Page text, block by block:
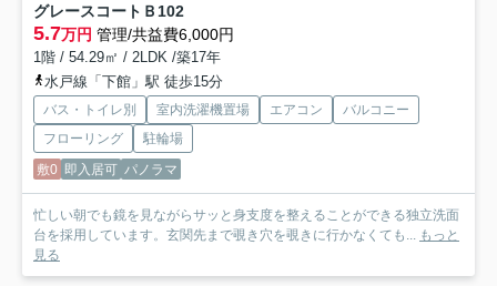
グレースコートＢ 102
5.7万円 管理/共益費6,000円
1階 / 54.29㎡ / 2LDK /築17年
水戸線「下館」駅 徒歩15分
バス・トイレ別 室内洗濯機置場 エアコン
バルコニー
フローリング
駐輪場
敷0 即入居可 パノラマ
忙しい朝でも鏡を見ながらサッと身支度を整えることができる独立洗面
台を採用しています。玄関先まで覗き穴を覗きに行かなくても...
もっと
見る